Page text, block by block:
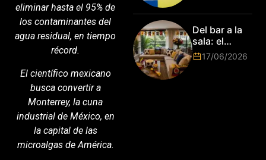
eliminar hasta el 95% de
los contaminantes del
agua residual, en tiempo
récord.
El científico mexicano
busca convertir a
Monterrey, la cuna
industrial de México, en
la capital de las
microalgas de América.
Mundo de
Park de Roma
2026!
Del bar a la
sala: el
Mundial
2026 vuelve
17/06/2026